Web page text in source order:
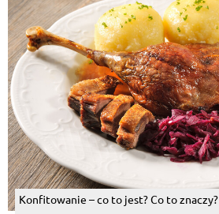
Konfitowanie – co to jest? Co to znaczy?